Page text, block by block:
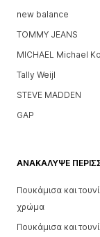
new balance
TOMMY JEANS
MICHAEL Michael
Tally Weijl
STEVE MADDEN
GAP
ΑΝΑΚΆΛΥΨΕ
Πουκάμισα και
χρώμα
Πουκάμισα και